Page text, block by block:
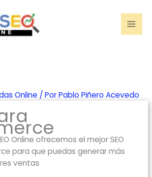
Online/ PorPablo Piñero Acevedo
Online ofrecemos el mejor SEO
para que puedas generar más
ventas